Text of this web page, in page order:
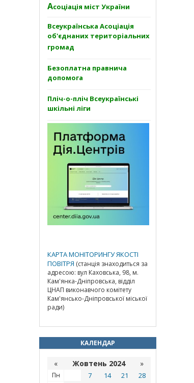
Асоціація міст України
Всеукраїнська Асоціація
об'єднаних територіальних
громад
Безоплатна правнича
допомога
Пліч-о-пліч Всеукраїнські
шкільні ліги
КАРТА МОНІТОРИНГУ ЯКОСТІ
ПОВІТРЯ (станція знаходиться за
адресою: вул Каховська, 98, м.
Кам'янка-Дніпровська, відділ
ЦНАП виконавчого комітету
Кам'янсько-Дніпровської міської
ради)
КАЛЕНДАР
« Жовтень 2024 »
Пн 7 14 21 28